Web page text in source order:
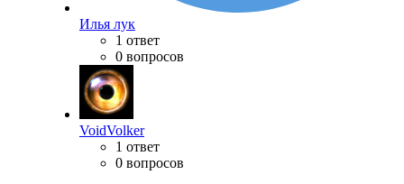
Илья лук
1 ответ
0 вопросов
VoidVolker
1 ответ
0 вопросов